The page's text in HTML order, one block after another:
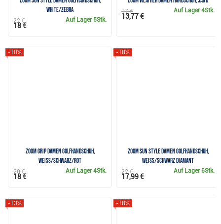
white/zebra
Auf Lager 5Stk.
22 €
18 €
Auf Lager4Stk.
17 €
13,77 €
Zoom Grip Damen Golfhandschuh,
weiss/schwarz/rot
-10%
Auf Lager4Stk.
20 €
18 €
Zoom Sun Style Damen Golfhandschuh,
weiss/schwarz Diamant
-18%
Auf Lager6Stk.
22 €
17,99 €
-13% -18%